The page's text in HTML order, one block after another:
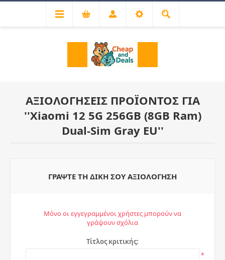
ΑΞΙΟΛΟΓΉΣΕΙΣ ΠΡΟΪΌΝΤΟΣ ΓΙΑ
Xiaomi 12 5G 256GB (8GB Ram)
Dual-Sim Gray EU
ΓΡΆΨΤΕ ΤΗ ΔΙΚΉ ΣΟΥ ΑΞΙΟΛΌΓΗΣΗ
Μόνο οι εγγεγραμμένοι χρήστες μπορούν να
γράψουν σχόλια
Τίτλος κριτικής:
*